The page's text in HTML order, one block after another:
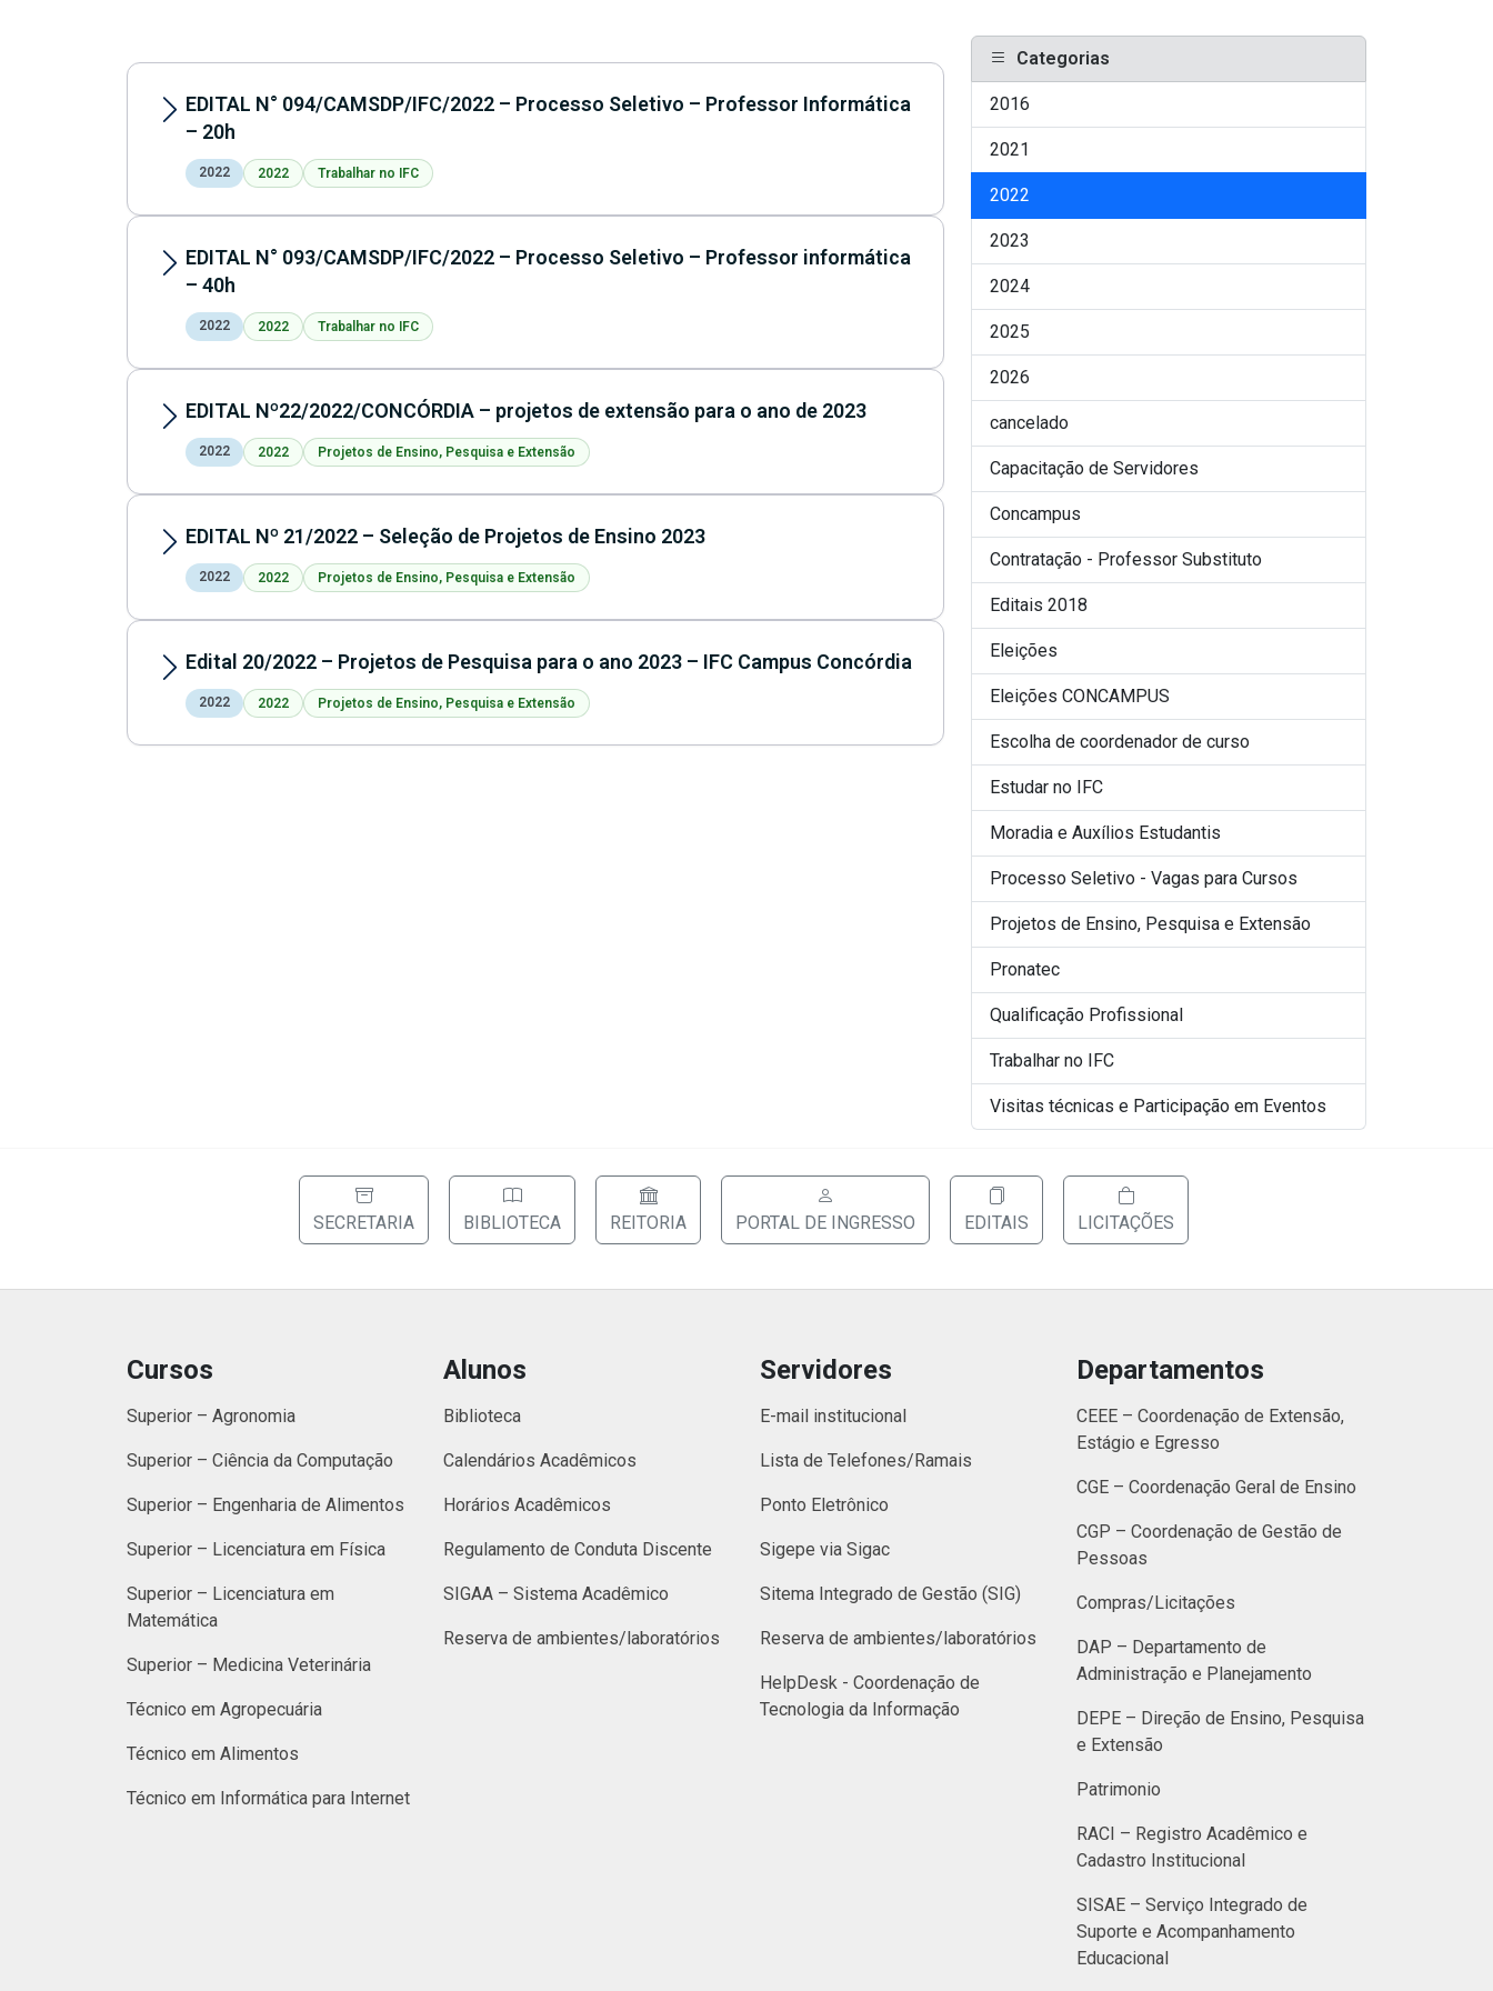
EDITAL N° 094/CAMSDP/IFC/2022 – Processo Seletivo – Professor Informática
– 20h
2022 2022 Trabalhar no IFC
EDITAL N° 093/CAMSDP/IFC/2022 – Processo Seletivo – Professor informática
– 40h
2022 2022 Trabalhar no IFC
EDITAL Nº22/2022/CONCÓRDIA – projetos de extensão para o ano de 2023
2022 2022 Projetos de Ensino, Pesquisa e Extensão
EDITAL Nº 21/2022 – Seleção de Projetos de Ensino 2023
2022 2022 Projetos de Ensino, Pesquisa e Extensão
Edital 20/2022 – Projetos de Pesquisa para o ano 2023 – IFC Campus Concórdia
2022 2022 Projetos de Ensino, Pesquisa e Extensão
Categorias
2016
2021
2022
2023
2024
2025
2026
cancelado
Capacitação de Servidores
Concampus
Contratação - Professor Substituto
Editais 2018
Eleições
Eleições CONCAMPUS
Escolha de coordenador de curso
Estudar no IFC
Moradia e Auxílios Estudantis
Processo Seletivo - Vagas para Cursos
Projetos de Ensino, Pesquisa e Extensão
Pronatec
Qualificação Profissional
Trabalhar no IFC
Visitas técnicas e Participação em Eventos
SECRETARIA BIBLIOTECA REITORIA PORTAL DE INGRESSO EDITAIS LICITAÇÕES
Cursos
Superior – Agronomia
Superior – Ciência da Computação
Superior – Engenharia de Alimentos
Superior – Licenciatura em Física
Superior – Licenciatura em
Matemática
Superior – Medicina Veterinária
Técnico em Agropecuária
Técnico em Alimentos
Técnico em Informática para Internet
Alunos
Biblioteca
Calendários Acadêmicos
Horários Acadêmicos
Regulamento de Conduta Discente
SIGAA – Sistema Acadêmico
Reserva de ambientes/laboratórios
Servidores
E-mail institucional
Lista de Telefones/Ramais
Ponto Eletrônico
Sigepe via Sigac
Sitema Integrado de Gestão (SIG)
Reserva de ambientes/laboratórios
HelpDesk - Coordenação de
Tecnologia da Informação
Departamentos
CEEE – Coordenação de Extensão,
Estágio e Egresso
CGE – Coordenação Geral de Ensino
CGP – Coordenação de Gestão de
Pessoas
Compras/Licitações
DAP – Departamento de
Administração e Planejamento
DEPE – Direção de Ensino, Pesquisa
e Extensão
Patrimonio
RACI – Registro Acadêmico e
Cadastro Institucional
SISAE – Serviço Integrado de
Suporte e Acompanhamento
Educacional